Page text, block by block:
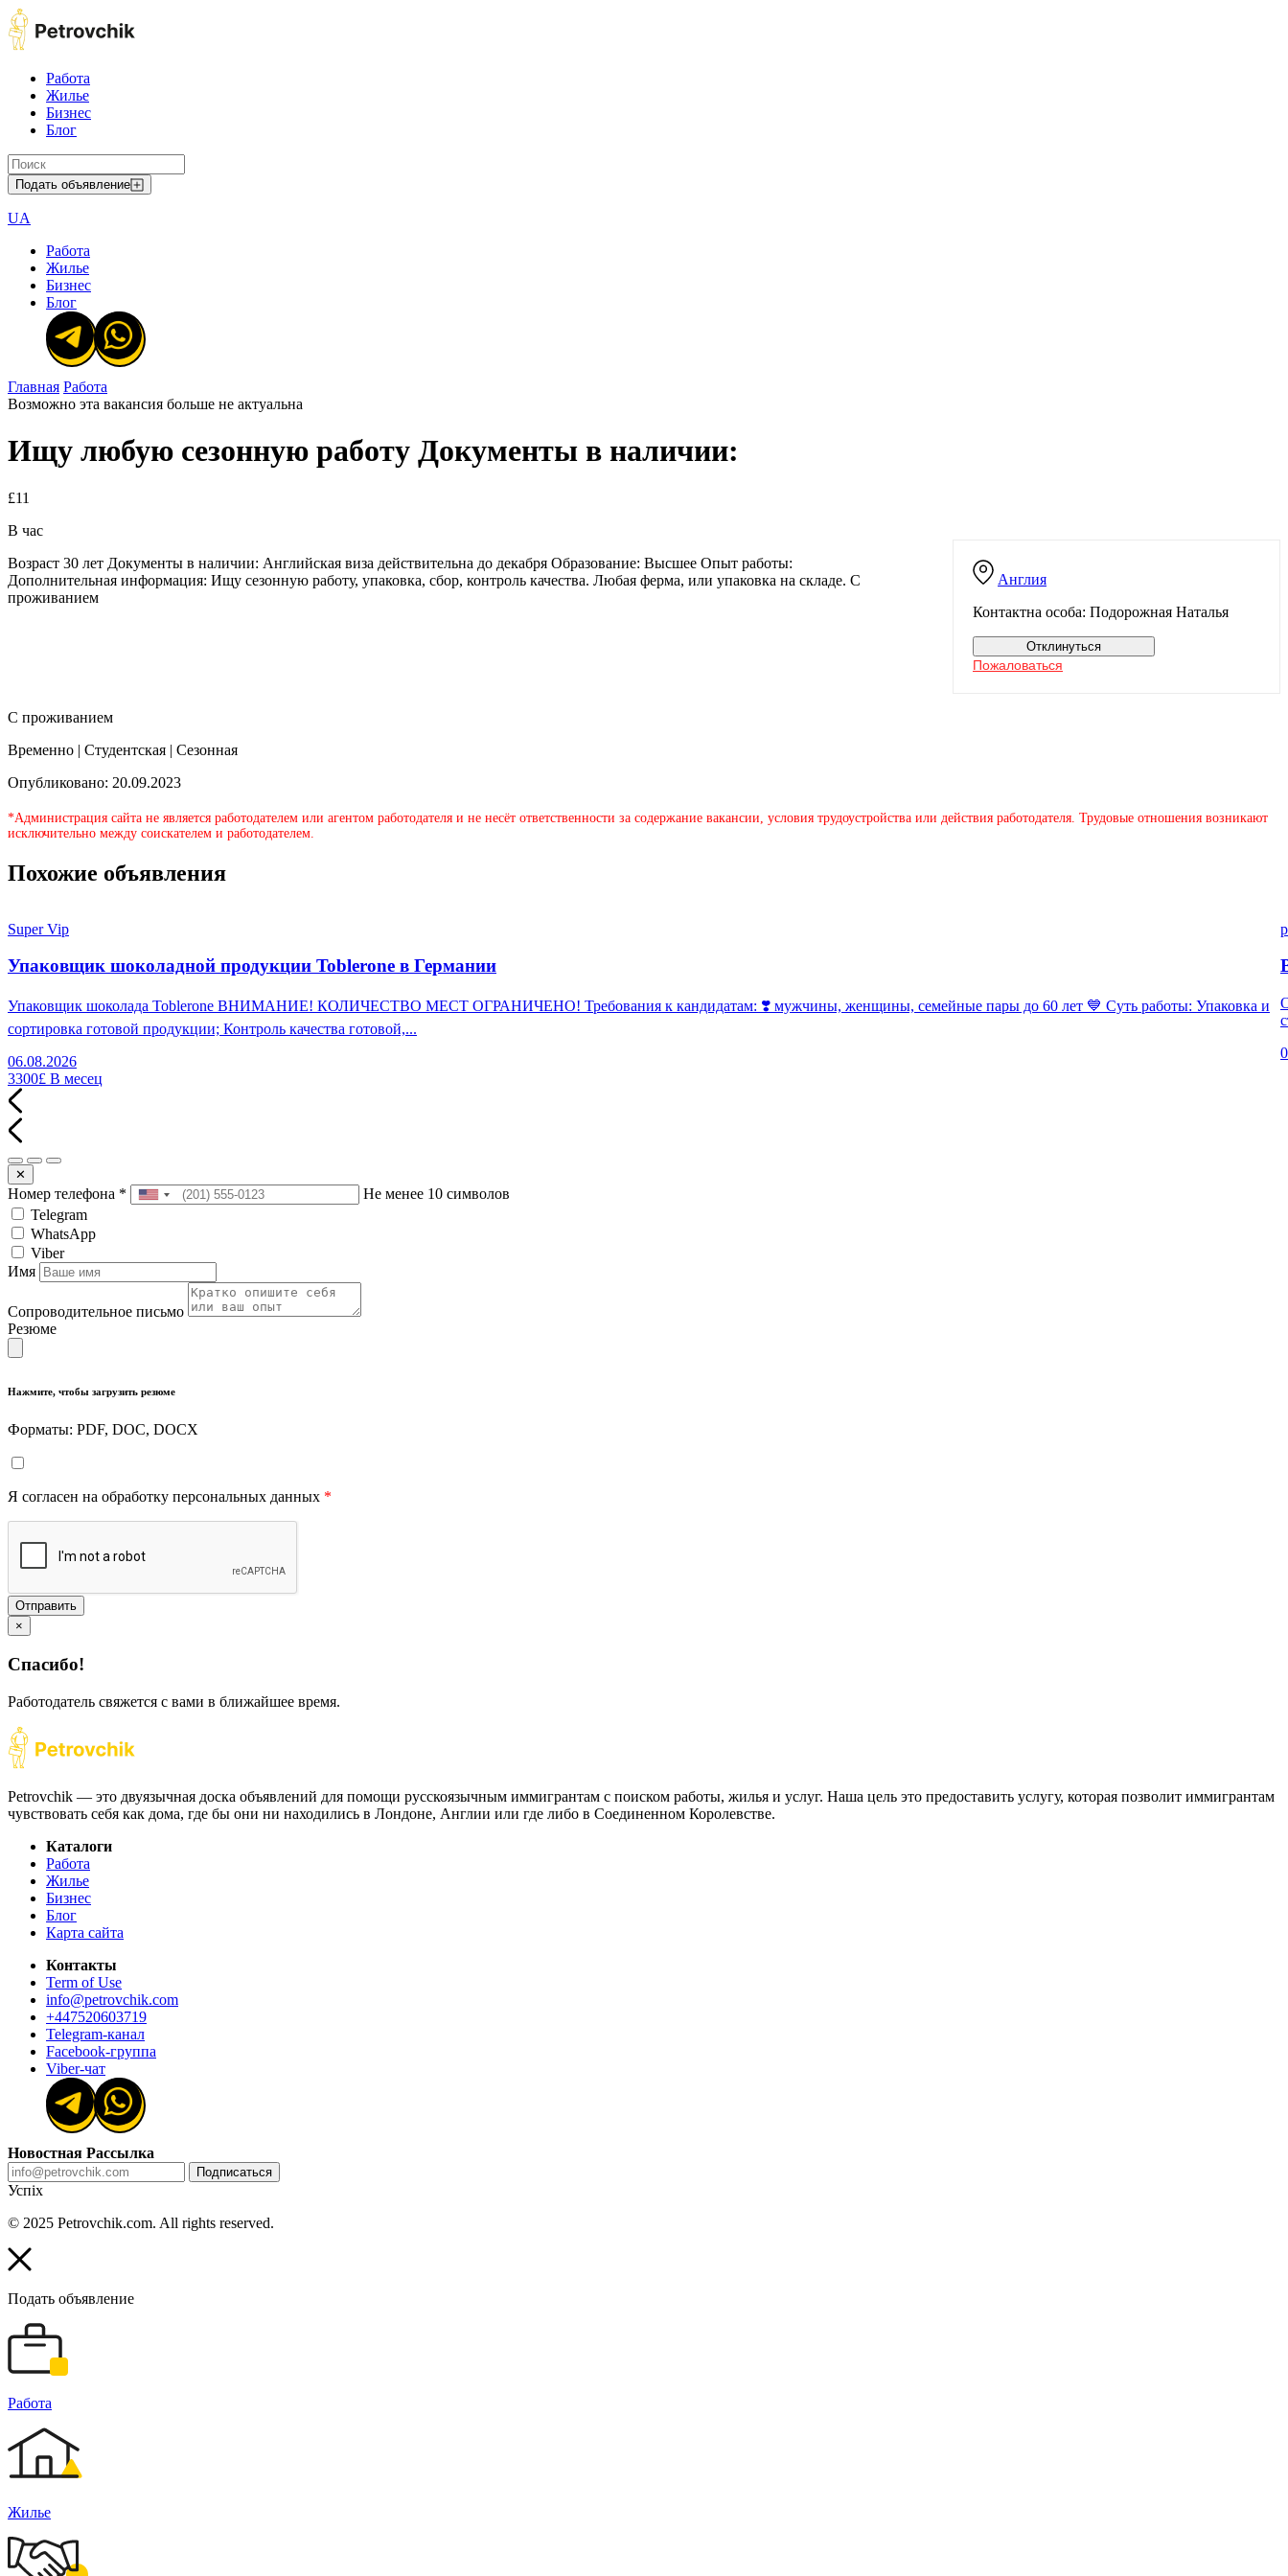
Работа
Жилье
Бизнес
Блог
Подать объявление
UA
Работа
Жилье
Бизнес
Блог
Главная Работа
Возможно эта вакансия больше не актуальна
Ищу любую сезонную работу Документы в наличии:
£11
В час
Англия
Контактна особа: Подорожная Наталья
Отклинуться
Пожаловаться
Возраст 30 лет Документы в наличии: Английская виза действительна до декабря Образование: Высшее Опыт работы:
Дополнительная информация: Ищу сезонную работу, упаковка, сбор, контроль качества. Любая ферма, или упаковка на складе. С
проживанием
С проживанием
Временно | Студентская | Сезонная
Опубликовано: 20.09.2023
*Администрация сайта не является работодателем или агентом работодателя и не несёт ответственности за содержание вакансии, условия трудоустройства или действия работодателя. Трудовые отношения возникают
исключительно между соискателем и работодателем.
Похожие объявления
Super Vip
Упаковщик шоколадной продукции Toblerone в Германии
Упаковщик шоколада Toblerone ВНИМАНИЕ! КОЛИЧЕСТВО МЕСТ ОГРАНИЧЕНО! Требования к кандидатам: ❣️ мужчины, женщины, семейные пары до 60 лет 💙 Суть работы: Упаковка и
сортировка готовой продукции; Контроль качества готовой,...
06.08.2026
3300£ В месец
✕
Номер телефона *
Не менее 10 символов
Telegram
WhatsApp
Viber
Имя
Сопроводительное письмо
Резюме
Нажмите, чтобы загрузить резюме
Форматы: PDF, DOC, DOCX
Я согласен на обработку персональных данных *
Отправить
×
Спасибо!
Работодатель свяжется с вами в ближайшее время.
Petrovchik — это двуязычная доска объявлений для помощи русскоязычным иммигрантам с поиском работы, жилья и услуг. Наша цель это предоставить услугу, которая позволит иммигрантам
чувствовать себя как дома, где бы они ни находились в Лондоне, Англии или где либо в Соединенном Королевстве.
Каталоги
Работа
Жилье
Бизнес
Блог
Карта сайта
Контакты
Term of Use
info@petrovchik.com
+447520603719
Telegram-канал
Facebook-группа
Viber-чат
Новостная Рассылка
Подписаться
Успіх
© 2025 Petrovchik.com. All rights reserved.
Подать объявление
Работа
Жилье